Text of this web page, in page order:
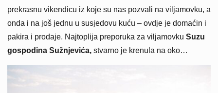
prekrasnu vikendicu iz koje su nas pozvali na viljamovku, a
onda i na još jednu u susjedovu kuću – ovdje je domaćin i
pakira i prodaje. Najtoplija preporuka za viljamovku Suzu
gospodina Sužnjevića, stvarno je krenula na oko…